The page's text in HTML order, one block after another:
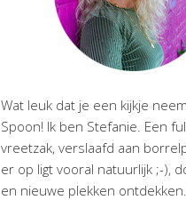
Wat leuk dat je een kijkje
Spoon! Ik ben Stefanie. Een
vreetzak, verslaafd aan
er op ligt vooral natuurlijk ;-),
en nieuwe plekken